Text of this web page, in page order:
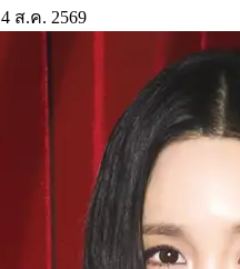
4 ส.ค. 2569